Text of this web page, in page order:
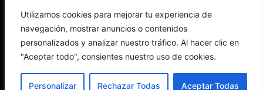
Utilizamos cookies para mejorar tu experiencia de
navegación, mostrar anuncios o contenidos
personalizados y analizar nuestro tráfico. Al hacer clic en
"Aceptar todo", consientes nuestro uso de cookies.
Personalizar Rechazar Todas Aceptar Todas
Rafael López Aliaga recibe sin rubor la
renuncia de Luis Rubio a la candidatura a la
alcaldía de Lima